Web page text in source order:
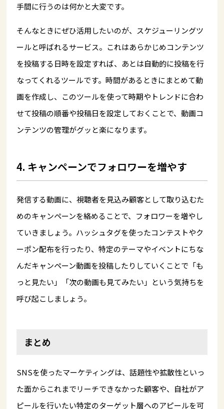
手間に行うのは何かと大変です。
そんなときにぜひ活用したいのが、スケジューリングツ
ールと呼ばれるサービス。これはあらかじめコンテンツ
を投稿する日時を設定すれば、あとは自動的に投稿を行
なってくれるツールです。時間があるときにまとめて動
画を作成し、このツールを使って時期やトレンドに合わ
せて投稿の順番や投稿日を設定しておくことで、動画コ
ンテンツの管理がグッと楽になります。
4. キャンペーンでフォロワーを増やす
発信する動画に、視聴者を見込み顧客として取り込むた
めのキャンペーンを絡めることで、フォロワーを増やし
ていきましょう。ハッシュタグを使ったコンテストやク
ーポン配布を行ったり、特定のテーマやイベントにちな
んだキャンペーン動画を投稿したりしていくことで「も
っと見たい」「次の動画も見てみたい」という気持ちを
呼び起こしましょう。
まとめ
SNSを使ったマーケティングは、話題性や拡散性といっ
た面からこれまでリーチできなかった顧客や、自社がア
ピールを行いたい特定のターゲット層へのアピールを可